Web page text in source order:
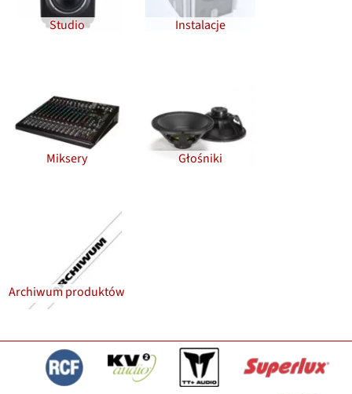
Studio Instalacje
Miksery Głośniki
Archiwum produktów